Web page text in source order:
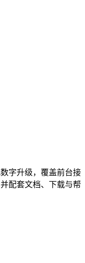
字升级，覆盖前台接
配套文档、下载与帮